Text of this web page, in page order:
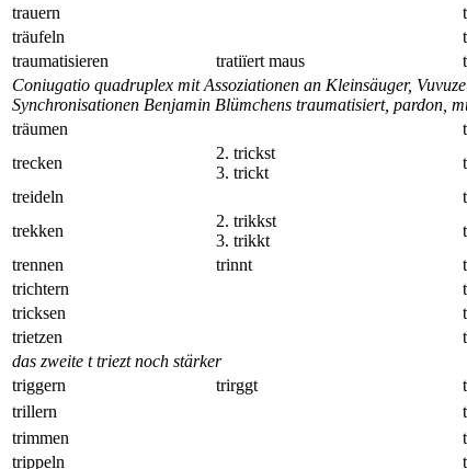
trauern
träufeln
traumatisieren
tratiïert maus
Coniugatio quadruplex mit Assoziationen an Kleinsäuger,
Synchronisationen Benjamin Blümchens traumatisiert, pardon,
träumen
trecken
2. trickst
3. trickt
treideln
trekken
2. trikkst
3. trikkt
trennen
trinnt
trichtern
tricksen
trietzen
das zweite t triezt noch stärker
triggern
trirggt
trillern
trimmen
trippeln